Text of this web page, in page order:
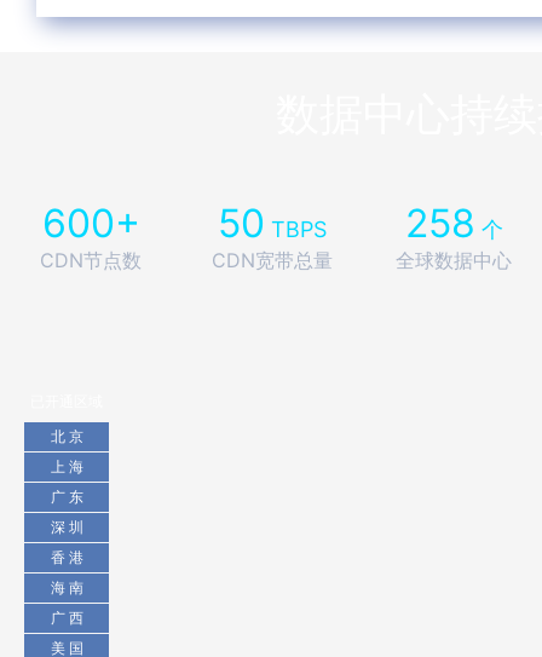
600+
CDN节点数
50 TBPS
CDN宽带总量
258 个
全球数据中心
北 京
上 海
广 东
深 圳
香 港
海 南
广 西
美 国